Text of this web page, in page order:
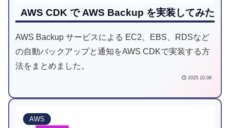
AWS CDK で AWS Backup を実装してみた
AWS Backup サービスによる EC2、EBS、RDSなど
の自動バックアップと通知をAWS CDKで実装する方
法をまとめました。
2025.10.08
AWS